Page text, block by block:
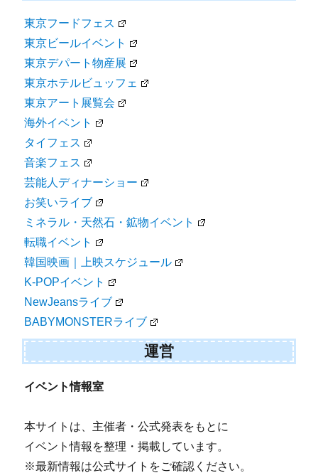
東京フードフェス
東京ビールイベント
東京デパート物産展
東京ホテルビュッフェ
東京アート展覧会
海外イベント
タイフェス
音楽フェス
芸能人ディナーショー
お笑いライブ
ミネラル・天然石・鉱物イベント
転職イベント
韓国映画｜上映スケジュール
K-POPイベント
NewJeansライブ
BABYMONSTERライブ
運営
イベント情報室
本サイトは、主催者・公式発表をもとに
イベント情報を整理・掲載しています。
※最新情報は公式サイトをご確認ください。